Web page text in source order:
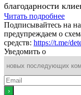
благодарности
Читать подробнее
Подписывайтесь на
предупреждаем о
средств: https://t.me/
Уведомить о